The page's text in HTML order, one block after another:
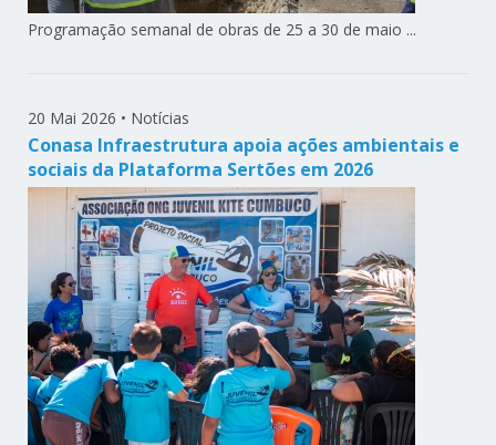
Programação semanal de obras de 25 a 30 de maio ...
20 Mai 2026 • Notícias
Conasa Infraestrutura apoia ações ambientais e
sociais da Plataforma Sertões em 2026